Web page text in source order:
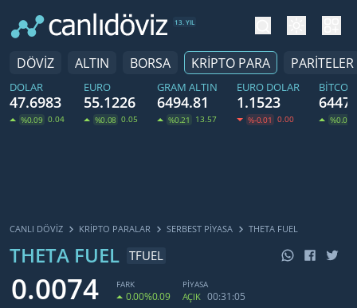
13. YIL
DÖVİZ ALTIN BORSA KRİPTO PARA PARİTELER
DOLAR
47.6983
%0.09 0.04
EURO
55.1226
%0.08 0.05
GRAM ALTIN
6494.81
%0.21 13.57
EURO DOLAR
1.1523
%-0.01 0.00 %0.02
CANLI DÖVİZ KRIPTO PARALAR SERBEST PIYASA THETA FUEL
THETA FUEL TFUEL
0.0074 FARK
0.00%0.09
PİYASA
AÇIK 00:31:05